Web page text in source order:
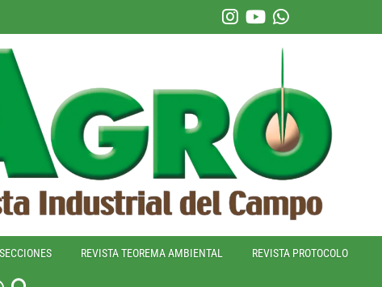
SECCIONES REVISTA TEOREMA AMBIENTAL REVISTA PROTOCOLO